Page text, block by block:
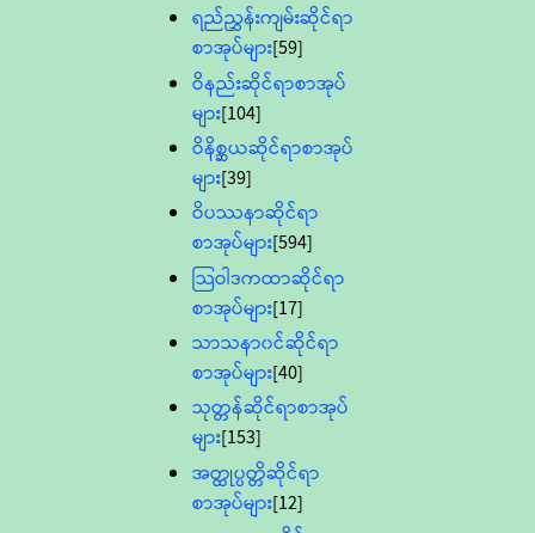
ရည်ညွှန်းကျမ်းဆိုင်ရာ
စာအုပ်များ[59]
ဝိနည်းဆိုင်ရာစာအုပ်
များ[104]
ဝိနိစ္ဆယဆိုင်ရာစာအုပ်
များ[39]
ဝိပဿနာဆိုင်ရာ
စာအုပ်များ[594]
သြဝါဒကထာဆိုင်ရာ
စာအုပ်များ[17]
သာသနာ၀င်ဆိုင်ရာ
စာအုပ်များ[40]
သုတ္တန်ဆိုင်ရာစာအုပ်
များ[153]
အတ္ထုပ္ပတ္တိဆိုင်ရာ
စာအုပ်များ[12]